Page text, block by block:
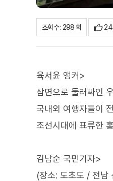
조회수 : 298 회 24
육서윤 앵커>
삼면으로 둘러싸인
국내외 여행자들이
조선시대에 표류한
김남순 국민기자>
(장소: 도초도 / 전남